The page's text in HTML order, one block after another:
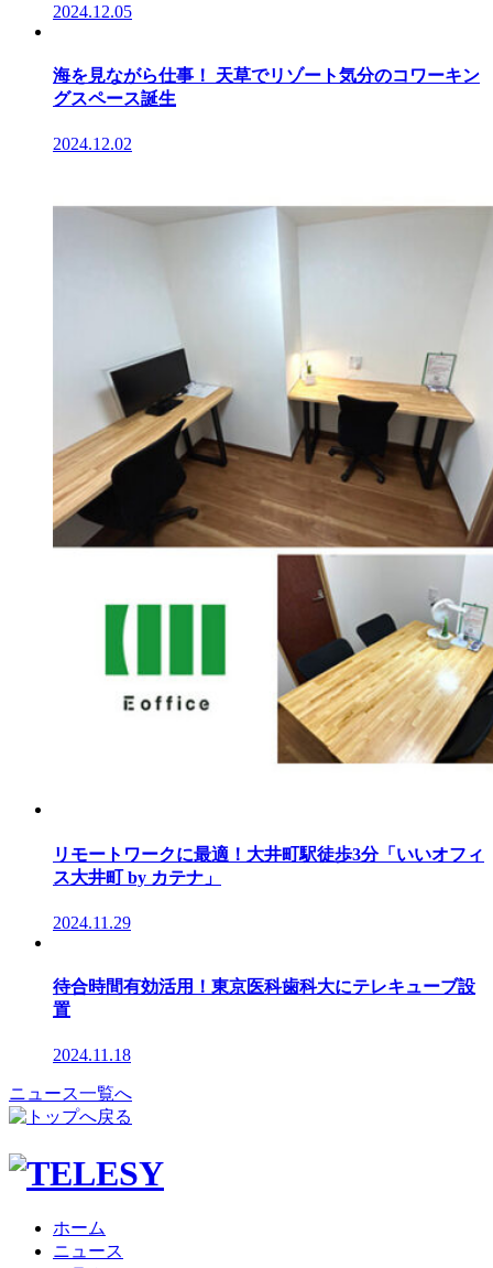
2024.12.05
海を見ながら仕事！ 天草でリゾート気分のコワーキン
グスペース誕生
2024.12.02
リモートワークに最適！大井町駅徒歩3分「いいオフィ
ス大井町 by カテナ」
2024.11.29
待合時間有効活用！東京医科歯科大にテレキューブ設
置
2024.11.18
ニュース一覧へ
ホーム
ニュース